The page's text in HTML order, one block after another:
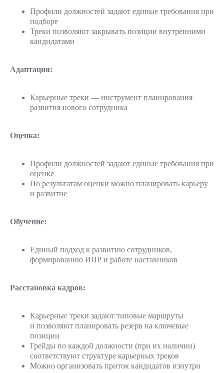
Профили должностей задают единые требования при
подборе
Треки позволяют закрывать позиции внутренними
кандидатами
Адаптация:
Карьерные треки — инструмент планирования
развития нового сотрудника
Оценка:
Профили должностей задают единые требования при
оценке
По результатам оценки можно планировать карьеру
и развитие
Обучение:
Единый подход к развитию сотрудников,
формированию ИПР и работе наставников
Расстановка кадров:
Карьерные треки задают типовые маршруты
и позволяют планировать резерв на ключевые
позиции
Грейды по каждой должности (при их наличии)
соответствуют структуре карьерных треков
Можно организовать приток кандидатов изнутри